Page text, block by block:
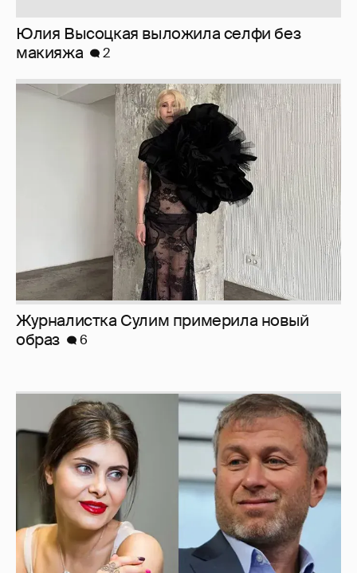
Журналистка Сулим примерила новый
И снова невеста 357